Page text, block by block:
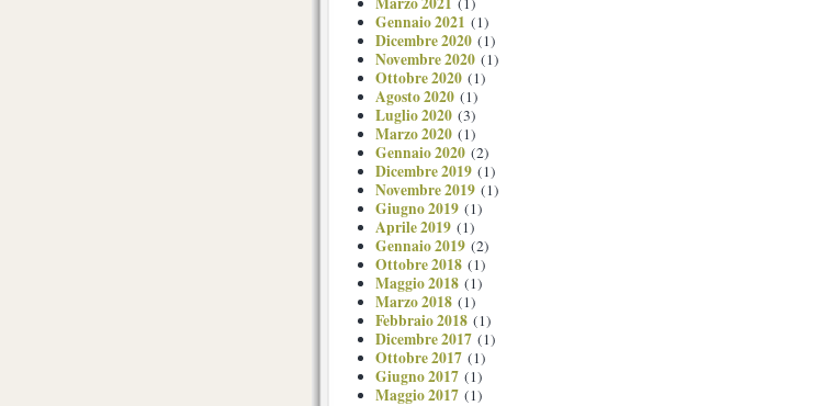
Gennaio 2021 (1)
Dicembre 2020 (1)
Novembre 2020 (1)
Ottobre 2020 (1)
Agosto 2020 (1)
Luglio 2020 (3)
Marzo 2020 (1)
Gennaio 2020 (2)
Dicembre 2019 (1)
Novembre 2019 (1)
Giugno 2019 (1)
Aprile 2019 (1)
Gennaio 2019 (2)
Ottobre 2018 (1)
Maggio 2018 (1)
Marzo 2018 (1)
Febbraio 2018 (1)
Dicembre 2017 (1)
Ottobre 2017 (1)
Giugno 2017 (1)
Maggio 2017 (1)